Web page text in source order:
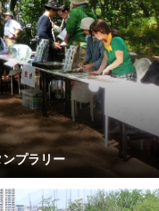
ンプラリー